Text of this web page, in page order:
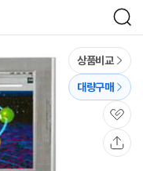
검
색
상품비교
대량구매
관
심